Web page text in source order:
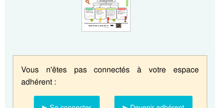
Vous n'êtes pas connectés à votre espace
adhérent :